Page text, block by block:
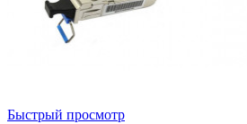
Быстрый просмотр